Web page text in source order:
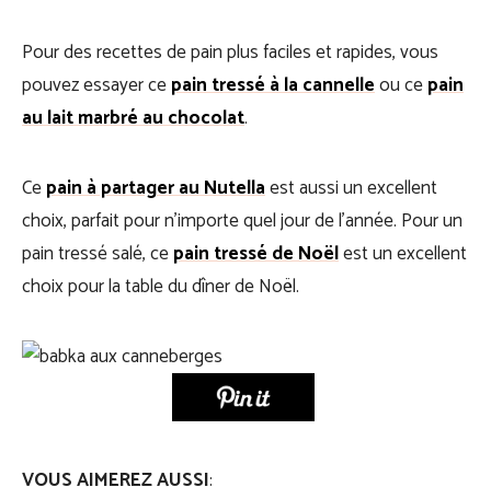
Pour des recettes de pain plus faciles et rapides, vous
pouvez essayer cepain tressé à la cannelleou cepain
au lait marbré au chocolat.
Cepain à partager au Nutellaest aussi un excellent
choix, parfait pour n’importe quel jour de l’année. Pour un
pain tressé salé, cepain tressé de Noëlest un excellent
choix pour la table du dîner de Noël.
VOUS AIMEREZ AUSSI: